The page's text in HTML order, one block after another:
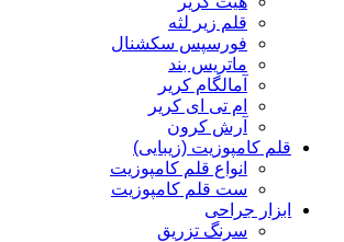
قلم زیر لثه
فورسپس سکشنال
ماتریس بند
آمالگام کریر
ام تی ای کریر
آرش کرون
قلم کامپوزیت (زیبایی)
انواع قلم کامپوزیت
ست قلم کامپوزیت
ابزار جراحی
سرنگ تزریق